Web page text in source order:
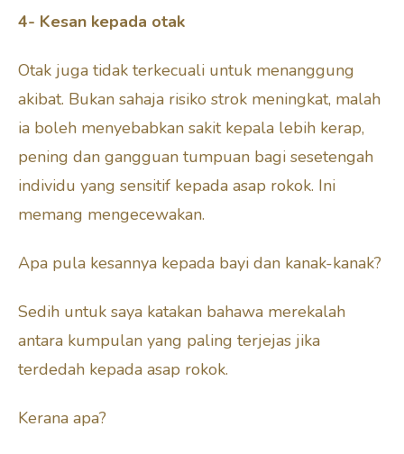
4- Kesan kepada otak
Otak juga tidak terkecuali untuk menanggung
akibat. Bukan sahaja risiko strok meningkat, malah
ia boleh menyebabkan sakit kepala lebih kerap,
pening dan gangguan tumpuan bagi sesetengah
individu yang sensitif kepada asap rokok. Ini
memang mengecewakan.
Apa pula kesannya kepada bayi dan kanak-kanak?
Sedih untuk saya katakan bahawa merekalah
antara kumpulan yang paling terjejas jika
terdedah kepada asap rokok.
Kerana apa?